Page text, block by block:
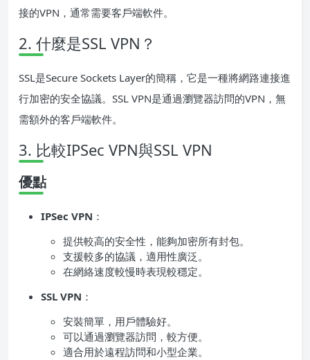
接的VPN，通常需要客戶端軟件。
2. 什麼是SSL VPN？
SSL是Secure Sockets Layer的簡稱，它是一種將網路連接進
行加密的安全協議。SSL VPN是通過瀏覽器訪問的VPN，無
需額外的客戶端軟件。
3. 比較IPSec VPN與SSL VPN
優點
IPSec VPN ：
提供較高的安全性，能夠加密所有封包。
支援較多的協議，適用性廣泛。
在網絡速度較慢時表現較穩定。
SSL VPN ：
安裝簡單，用戶體驗好。
可以通過瀏覽器訪問，較方便。
適合用於遠程訪問和小型企業。